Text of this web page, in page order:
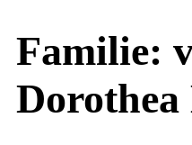
Familie:
Dorothea